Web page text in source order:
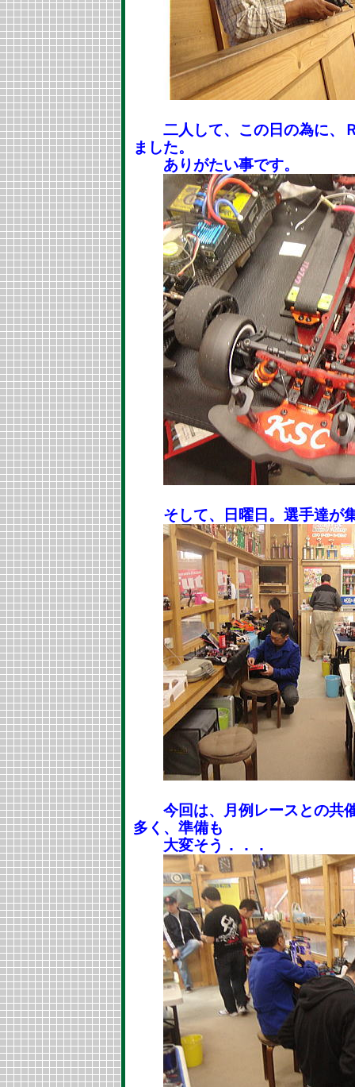
二人して、この日の為に、
ました。
ありがたい事です。
そして、日曜日。選手達が
今回は、月例レースとの共
多く、準備も
大変そう．．．